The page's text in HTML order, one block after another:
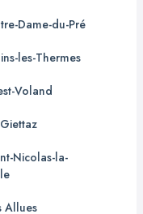
Dame-du-Pré
les-Thermes
Voland
Nicolas-la-
Allues